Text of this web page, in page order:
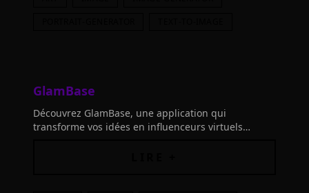
GlamBase
Découvrez GlamBase, une application qui
transforme vos idées en influenceurs virtuels